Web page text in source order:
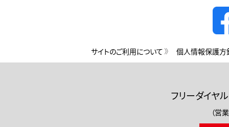
サイトのご利用について 個人情報保護方
フリーダイヤル
（営